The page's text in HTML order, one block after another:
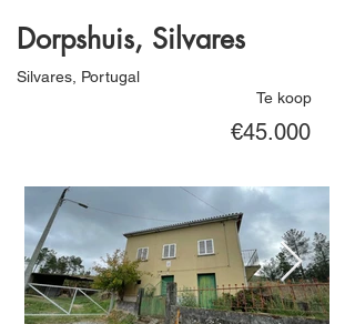
Dorpshuis, Silvares
Silvares, Portugal
Te koop
€45.000